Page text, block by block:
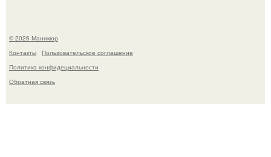
© 2026 Маникюр
Контакты
Пользовательское соглашение
Политика конфидециальности
Обратная связь